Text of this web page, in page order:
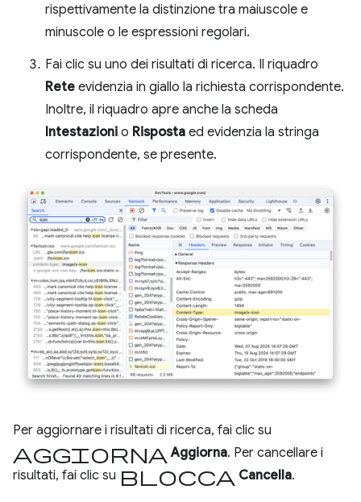
rispettivamente la distinzione tra maiuscole e
minuscole o le espressioni regolari.
Fai clic su uno dei risultati di ricerca. Il riquadro
Rete evidenzia in giallo la richiesta corrispondente.
Inoltre, il riquadro apre anche la scheda
Intestazioni o Risposta ed evidenzia la stringa
corrispondente, se presente.
Per aggiornare i risultati di ricerca, fai clic su
Aggiorna Aggiorna. Per cancellare i
risultati, fai clic su Blocca Cancella.